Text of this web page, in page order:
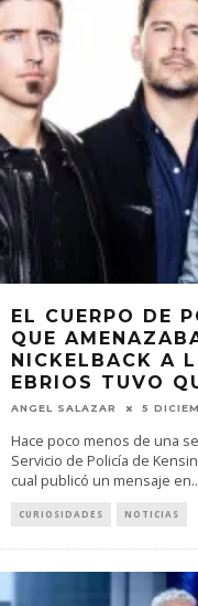
EL CUERPO DE
QUE
NICKELBACK A
EBRIOS TUVO
ANGEL SALAZAR 5
Hace poco menos de una
Servicio de Policía de
cual publicó un mensaje en
CURIOSIDADES NOTICIAS